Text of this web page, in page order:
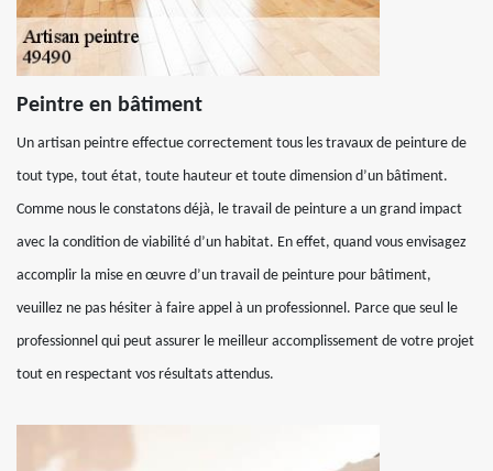
Peintre en bâtiment
Un artisan peintre effectue correctement tous les travaux de peinture de
tout type, tout état, toute hauteur et toute dimension d’un bâtiment.
Comme nous le constatons déjà, le travail de peinture a un grand impact
avec la condition de viabilité d’un habitat. En effet, quand vous envisagez
accomplir la mise en œuvre d’un travail de peinture pour bâtiment,
veuillez ne pas hésiter à faire appel à un professionnel. Parce que seul le
professionnel qui peut assurer le meilleur accomplissement de votre projet
tout en respectant vos résultats attendus.